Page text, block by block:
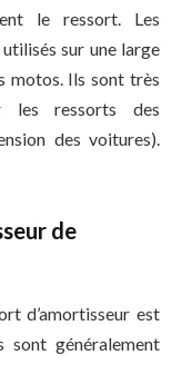
le ressort. Les
sur une large
motos. Ils sont très
les ressorts des
des voitures).
de
d’amortisseur est
sont généralement